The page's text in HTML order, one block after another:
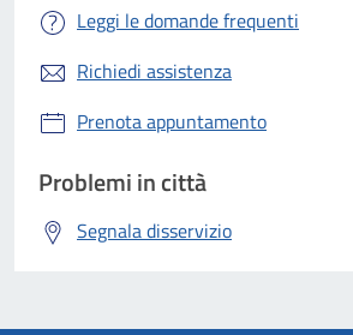
Leggi le domande frequenti
Richiedi assistenza
Prenota appuntamento
Problemi in città
Segnala disservizio